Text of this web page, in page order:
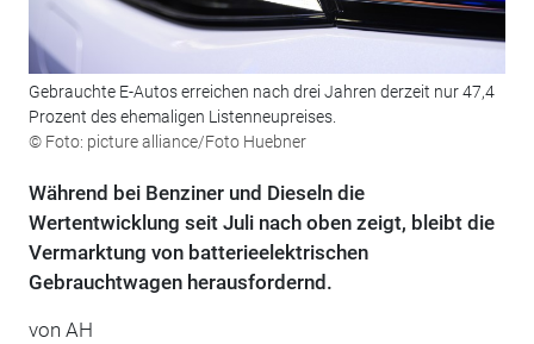
Gebrauchte E-Autos erreichen nach drei Jahren derzeit nur 47,4
Prozent des ehemaligen Listenneupreises.
© Foto: picture alliance/Foto Huebner
Während bei Benziner und Dieseln die
Wertentwicklung seit Juli nach oben zeigt, bleibt die
Vermarktung von batterieelektrischen
Gebrauchtwagen herausfordernd.
von AH